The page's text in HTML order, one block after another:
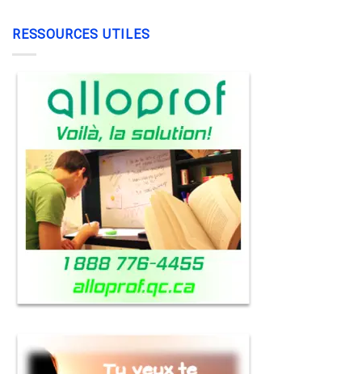
RESSOURCES UTILES